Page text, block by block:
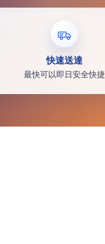
快速送達
最快可以即日安全快捷